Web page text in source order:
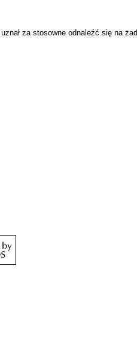
za stosowne odnaleźć się na